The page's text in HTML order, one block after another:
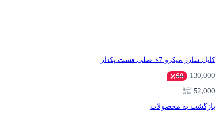
کابل شارژ میکرو s7 اصلی فست پکدار
130,000
60
52,000
بازگشت به محصولات